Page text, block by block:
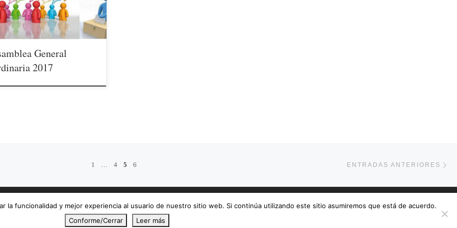
lugar en el salón
de la oficina municipal de
cuyo uso ha sido cedido a
Asociación para este propósito.
General
2017
1 … 4 5 6 ENTRADAS ANTERIORES
la funcionalidad y mejor experiencia al usuario de nuestro sitio web. Si continúa utilizando este sitio asumiremos que está de acuerdo.
Conforme/Cerrar
Leer más